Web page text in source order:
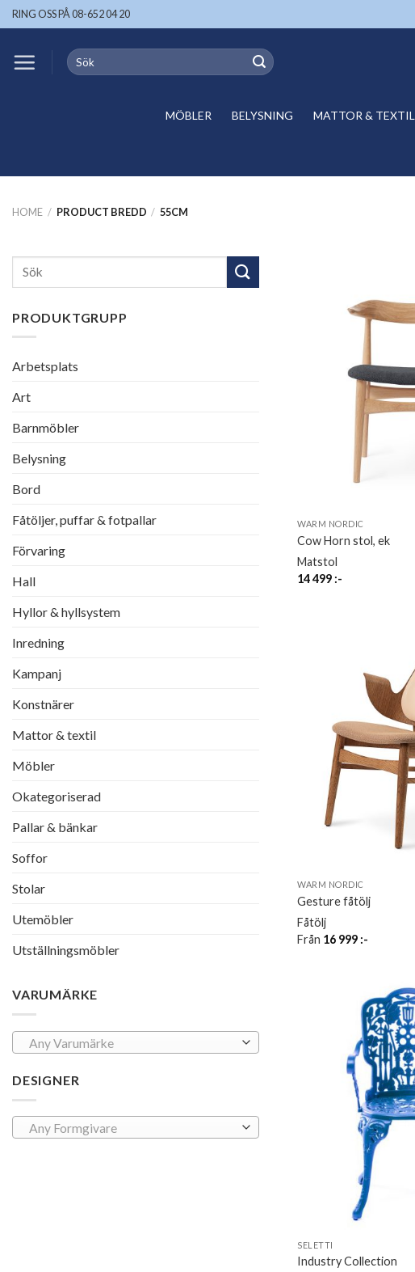
Skip
to
RING OSS PÅ 08-652 04 20
Search
for:
MÖBLER BELYSNING MATTOR & TEXTIL
HOME / PRODUCT BREDD / 55CM
Search
PRODUKTGRUPP
Arbetsplats
Art
Barnmöbler
Belysning
Bord
Fåtöljer, puffar & fotpallar
Förvaring
Hall
Hyllor & hyllsystem
Inredning
Kampanj
Konstnärer
Mattor & textil
Möbler
Okategoriserad
Pallar & bänkar
Soffor
Stolar
Utemöbler
Utställningsmöbler
VARUMÄRKE
Any Varumärke
DESIGNER
Any Formgivare
WARM NORDIC
Cow Horn stol, ek
Matstol
14 499 :-
WARM NORDIC
Gesture fåtölj
Fåtölj
Från 16 999 :-
SELETTI
Industry Collection